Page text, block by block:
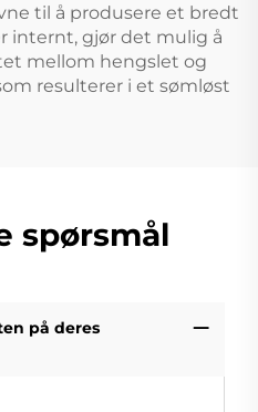
til å produsere et bredt
internt, gjør det mulig å
mellom hengslet og
resulterer i et sømløst
spørsmål
på deres